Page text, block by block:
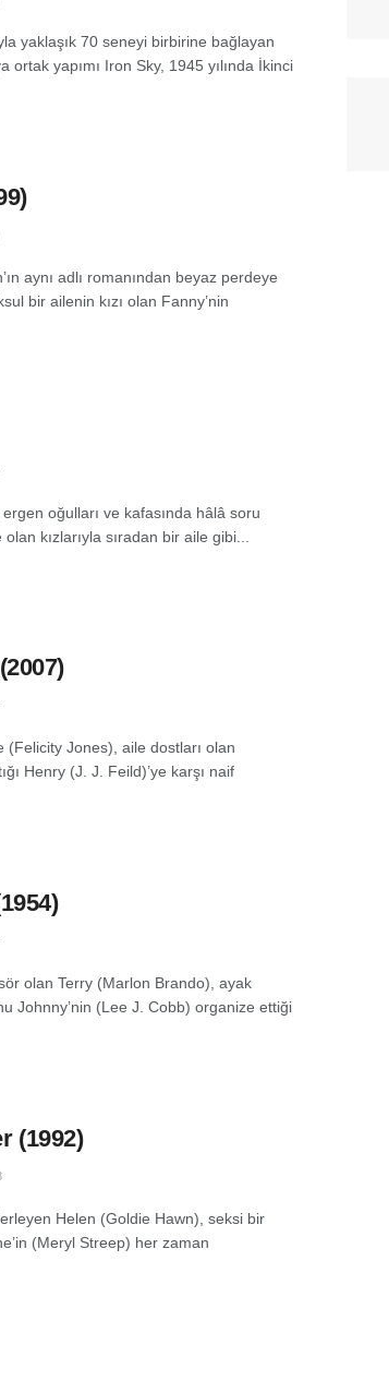
yaklaşık 70 seneyi birbirine bağlayan
yapımı Iron Sky, 1945 yılında İkinci
aynı adlı romanından beyaz perdeye
bir ailenin kızı olan Fanny’nin
oğulları ve kafasında hâlâ soru
kızlarıyla sıradan bir aile gibi...
Jones), aile dostları olan
Henry (J. J. Feild)’ye karşı naif
olan Terry (Marlon Brando), ayak
Johnny’nin (Lee J. Cobb) organize ettiği
(1992)
Helen (Goldie Hawn), seksi bir
(Meryl Streep) her zaman